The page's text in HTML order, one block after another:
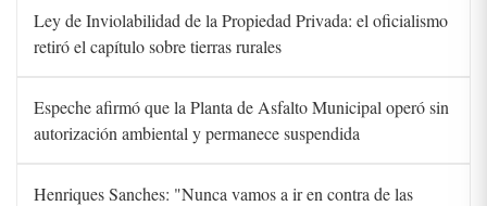
Ley de Inviolabilidad de la Propiedad Privada: el oficialismo
retiró el capítulo sobre tierras rurales
Espeche afirmó que la Planta de Asfalto Municipal operó sin
autorización ambiental y permanece suspendida
Henriques Sanches: "Nunca vamos a ir en contra de las